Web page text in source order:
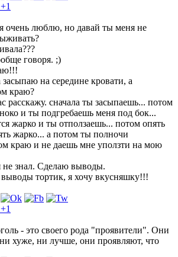
+1
очень люблю, но давай ты меня не
говоря. ;)
на середине кровати, а
краю?
расскажу. сначала ты засыпаешь... потом
и ты подгребаешь меня под бок...
жарко и ты отползаешь... потом опять
жарко... а потом ты полночи
краю и не даешь мне уползти на мою
не знал. Сделаю выводы.
тортик, я хочу вкусняшку!!!
+1
- это своего рода "проявители". Они
хуже, ни лучше, они проявляют, что